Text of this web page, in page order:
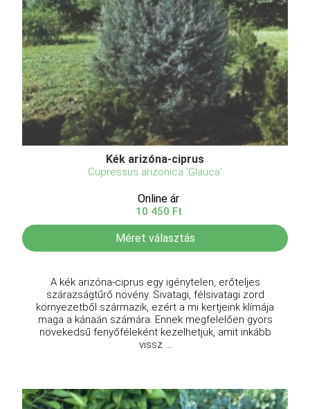
Kék arizóna-ciprus
Cupressus arizonica 'Glauca'
Online ár
10 450 Ft
Méret választás
A kék arizóna-ciprus egy igénytelen, erőteljes
szárazságtűrő növény. Sivatagi, félsivatagi zord
környezetből származik, ezért a mi kertjeink klímája
maga a kánaán számára. Ennek megfelelően gyors
növekedsű fenyőféleként kezelhetjük, amit inkább
vissz ...